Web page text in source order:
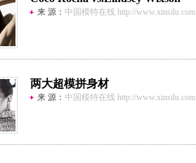
来 源： 中国模特在线 http://www.xinsilu.com
两大超模拼身材
来 源： 中国模特在线 http://www.xinsilu.com